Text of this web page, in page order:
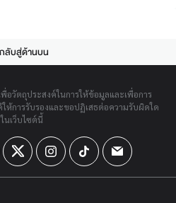
กลับสู่ด้านบน
อวัตถุประสงค์ในการให้ข้อมูลและเพื่อการ
ห้การรับรองและขอปฏิเสธต่อความรับผิดใด
นเว็บไซต์นี้